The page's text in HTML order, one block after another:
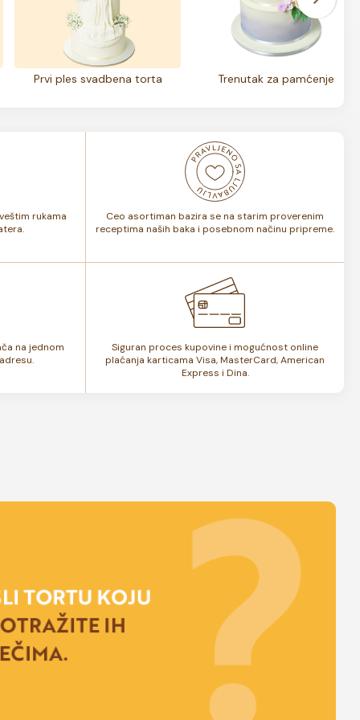
Prvi ples svadbena torta Trenutak za pamćenje
rukama
Ceo asortiman bazira se na starim proverenim
receptima naših baka i posebnom načinu pripreme.
na jednom
Siguran proces kupovine i mogućnost online
plaćanja karticama Visa, MasterCard, American
Express i Dina.